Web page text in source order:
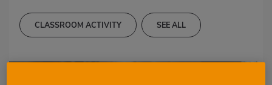
CLASSROOM ACTIVITY SEE ALL